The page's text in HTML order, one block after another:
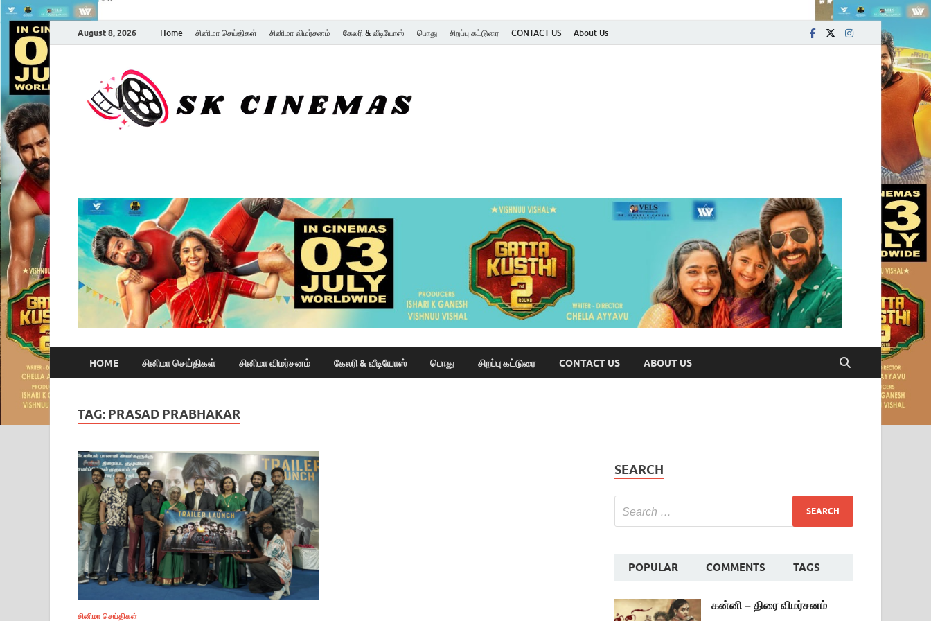
August 8, 2026 Home சினிமா செய்திகள் சினிமா விமர்சனம் கேலரி & வீடியோஸ் பொது சிறப்பு கட்டுரை CONTACT US About Us
HOME சினிமா செய்திகள் சினிமா விமர்சனம் கேலரி & வீடியோஸ் பொது சிறப்பு கட்டுரை CONTACT US ABOUT US
TAG: PRASAD PRABHAKAR
சினிமா செய்திகள்
SEARCH
POPULAR COMMENTS TAGS
கன்னி – திரை விமர்சனம்